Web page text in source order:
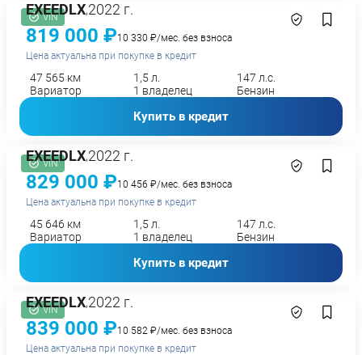
VIN
EXEEDLX,2022 г.
819 000 ₽10 330 ₽/мес. без взноса
Цена актуальна при покупке в кредит
47 565 км 1,5 л.
147 л.с.
Вариатор
1 владелец Бензин
Купить в кредит
VIN
EXEEDLX,2022 г.
829 000 ₽10 456 ₽/мес. без взноса
Цена актуальна при покупке в кредит
45 646 км 1,5 л.
147 л.с.
Вариатор
1 владелец Бензин
Купить в кредит
VIN
EXEEDLX,2022 г.
839 000 ₽10 582 ₽/мес. без взноса
Цена актуальна при покупке в кредит